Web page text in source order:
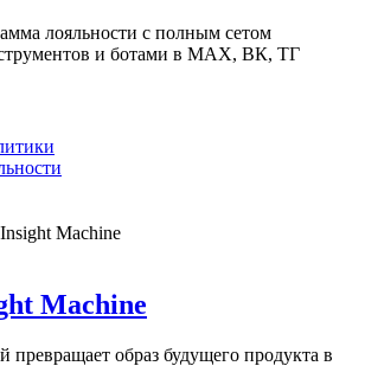
лояльности с полным сетом
и ботами в MAX, ВК, ТГ
Machine
превращает образ будущего продукта в